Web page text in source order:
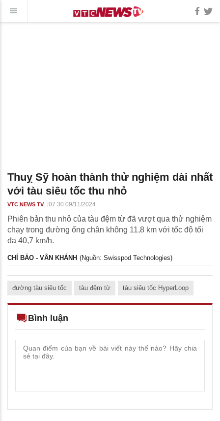
Thuỵ Sỹ hoàn thành thử nghiệm dài nhất
với tàu siêu tốc thu nhỏ
VTC NEWS TV 07:30 09/11/2024
Phiên bản thu nhỏ của tàu đệm từ đã vượt qua thử nghiệm
chạy trong đường ống chân không 11,8 km với tốc độ tối
đa 40,7 km/h.
CHÍ BẢO - VÂN KHÁNH (Nguồn: Swisspod Technologies)
đường tàu siêu tốc tàu đệm từ tàu siêu tốc HyperLoop
Bình luận